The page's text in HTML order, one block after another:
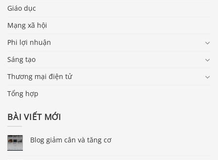
Giáo dục
Mạng xã hội
Phi lợi nhuận
Sáng tạo
Thương mại điện tử
Tổng hợp
BÀI VIẾT MỚI
Blog giảm cân và tăng cơ